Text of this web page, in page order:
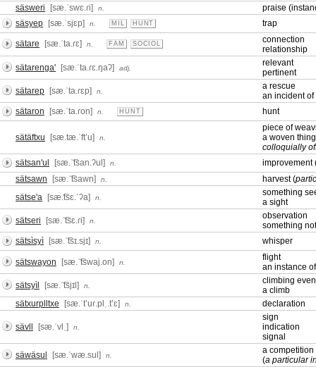
säsweri
[sæ.ˈswɛ.ɾi] n.
praise
säsyep
[sæ.ˈsjɛp] n. MIL HUNT trap
sätare [sæ.ˈta.ɾɛ] n. FAM SOCIOL
connection
relationship
sätarenga'
[sæ.ˈta.ɾɛ.ŋaʔ] adj.
relevant
pertinent
sätarep
[sæ.ˈta.ɾɛp] n.
a rescue
an incident
sätaron
[sæ.ˈta.ɾon] n. HUNT hunt
sätäftxu [sæ.tæ.ˈftʼu] n.
piece of
a woven thing
colloquially
sätsan'ul
[sæ.ˈ͡tsan.ʔul] n.
improvement
sätsawn
[sæ.ˈ͡tsawn] n. harvest (
sätse'a
[sæ.͡tsɛ.ˈʔa] n.
something
a sight
sätseri
[sæ.ˈ͡tsɛ.ɾi] n.
observation
something
sätsìsyì
[sæ.ˈ͡tsɪ.sjɪ] n. whisper
sätswayon [sæ.ˈ͡tswaj.on] n.
flight
an instance
sätsyìl
[sæ.ˈ͡tsjɪl] n.
climbing
a climb
sätxurplltxe
[sæ.ˈtʼuɾ.plˌ.tʼɛ] n. declaration
sävll [sæ.ˈvlˌ] n.
sign
indication
signal
säwäsul
[sæ.ˈwæ.sul] n.
a competition
(a particular